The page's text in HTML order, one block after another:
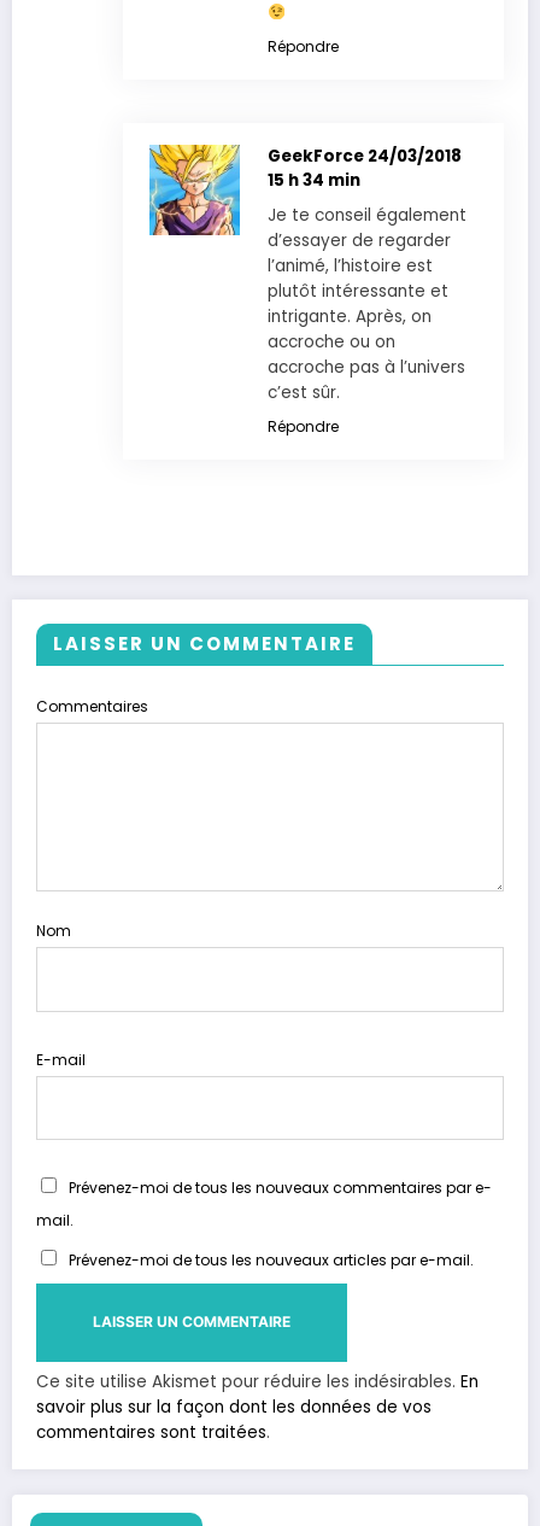
Répondre
GeekForce 24/03/2018
15 h 34 min
Je te conseil également
d’essayer de regarder
l’animé, l’histoire est
plutôt intéressante et
intrigante. Après, on
accroche ou on
accroche pas à l’univers
c’est sûr.
Répondre
LAISSER UN COMMENTAIRE
Commentaires
Nom
E-mail
Prévenez-moi de tous les nouveaux commentaires par e-
mail.
Prévenez-moi de tous les nouveaux articles par e-mail.
Ce site utilise Akismet pour réduire les indésirables. En
savoir plus sur la façon dont les données de vos
commentaires sont traitées.